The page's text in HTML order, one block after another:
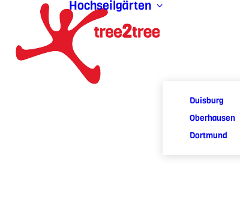
Hochseilgärten
Duisburg
Oberhausen
Dortmund